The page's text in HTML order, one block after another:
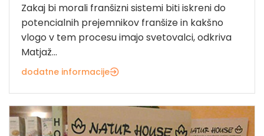
Zakaj bi morali franšizni sistemi biti iskreni do
potencialnih prejemnikov franšize in kakšno
vlogo v tem procesu imajo svetovalci, odkriva
Matjaž...
dodatne informacije